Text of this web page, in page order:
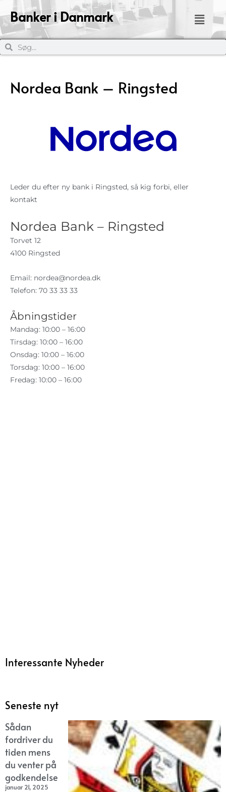
Banker i Danmark
Nordea Bank – Ringsted
Leder du efter ny bank i Ringsted, så kig forbi, eller
kontakt
Nordea Bank – Ringsted
Torvet 12
4100 Ringsted
Email: nordea@nordea.dk
Telefon: 70 33 33 33
Åbningstider
Mandag: 10:00 – 16:00
Tirsdag: 10:00 – 16:00
Onsdag: 10:00 – 16:00
Torsdag: 10:00 – 16:00
Fredag: 10:00 – 16:00
Interessante Nyheder
Seneste nyt
Sådan
fordriver du
tiden mens
du venter på
godkendelse
januar 21, 2025